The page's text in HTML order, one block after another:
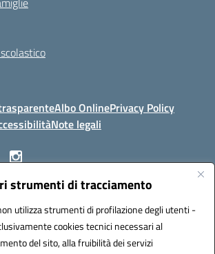
strumenti di tracciamento
utilizza strumenti di profilazione degli utenti -
cookies tecnici necessari al
del sito, alla fruibilità dei servizi
Albo OnlinePrivacy Policy
Note legali
ALCAMO (TP)
UF3YCL
| PEC: TPIC81100Q@pec.istruzione.it